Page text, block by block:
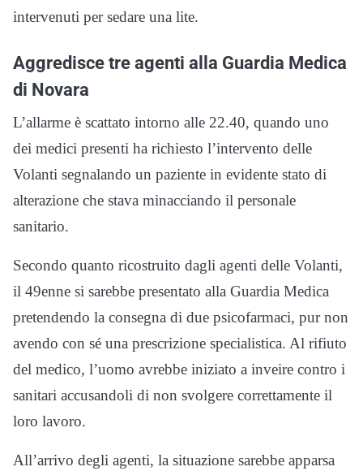
intervenuti per sedare una lite.
Aggredisce tre agenti alla Guardia Medica
di Novara
L’allarme è scattato intorno alle 22.40, quando uno
dei medici presenti ha richiesto l’intervento delle
Volanti segnalando un paziente in evidente stato di
alterazione che stava minacciando il personale
sanitario.
Secondo quanto ricostruito dagli agenti delle Volanti,
il 49enne si sarebbe presentato alla Guardia Medica
pretendendo la consegna di due psicofarmaci, pur non
avendo con sé una prescrizione specialistica. Al rifiuto
del medico, l’uomo avrebbe iniziato a inveire contro i
sanitari accusandoli di non svolgere correttamente il
loro lavoro.
All’arrivo degli agenti, la situazione sarebbe apparsa